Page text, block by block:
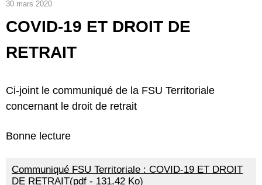
30 mars 2020
COVID-19 ET DROIT DE
RETRAIT
Ci-joint le communiqué de la FSU Territoriale
concernant le droit de retrait
Bonne lecture
Communiqué FSU Territoriale : COVID-19 ET DROIT
DE RETRAIT(pdf - 131.42 Ko)